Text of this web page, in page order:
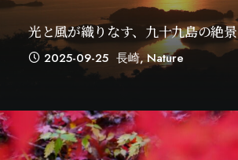
光と風が織りなす、九十九島の絶景
2025-09-25 長崎, Nature